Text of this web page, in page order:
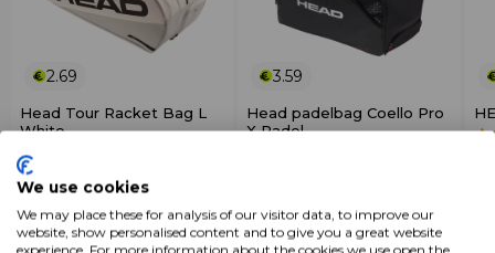
2.69
Head Tour Racket Bag L
White
€ 89.95
€ 99
+ Adicionar
3.59
Head padelbag Coello Pro
X Padel
We use cookies
We may place these for analysis of our visitor data, to improve our
website, show personalised content and to give you a great website
experience. For more information about the cookies we use open the